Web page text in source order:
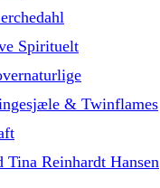
Spirituelt
& Twinflames
Reinhardt Hansen